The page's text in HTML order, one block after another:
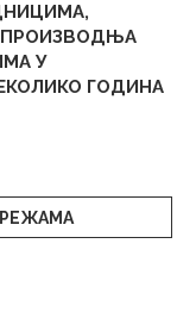
У
ГОДИНА